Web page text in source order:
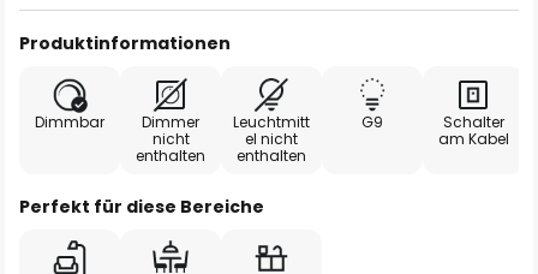
Produktinformationen
Dimmbar
Dimmer
nicht
enthalten
Leuchtmitt
el nicht
enthalten
G9
Schalter
am Kabel
Perfekt für diese Bereiche